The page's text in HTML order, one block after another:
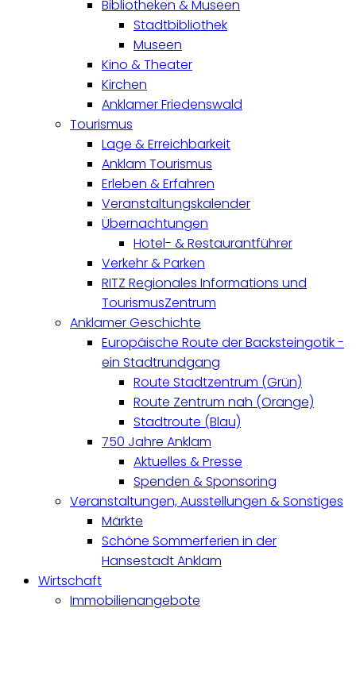
Bibliotheken & Museen
Stadtbibliothek
Museen
Kino & Theater
Kirchen
Anklamer Friedenswald
Tourismus
Lage & Erreichbarkeit
Anklam Tourismus
Erleben & Erfahren
Veranstaltungskalender
Übernachtungen
Hotel- & Restaurantführer
Verkehr & Parken
RITZ Regionales Informations und
TourismusZentrum
Anklamer Geschichte
Europäische Route der Backsteingotik -
ein Stadtrundgang
Route Stadtzentrum (Grün)
Route Zentrum nah (Orange)
Stadtroute (Blau)
750 Jahre Anklam
Aktuelles & Presse
Spenden & Sponsoring
Veranstaltungen, Ausstellungen & Sonstiges
Märkte
Schöne Sommerferien in der
Hansestadt Anklam
Wirtschaft
Immobilienangebote